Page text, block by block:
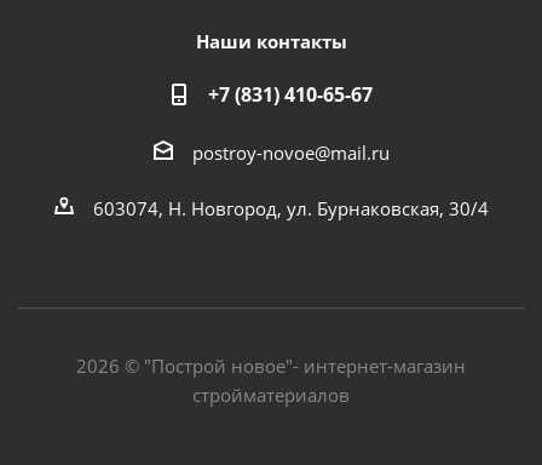
Наши контакты
+7 (831) 410-65-67
postroy-novoe@mail.ru
603074, Н. Новгород, ул. Бурнаковская, 30/4
2026 © "Построй новое"- интернет-магазин
стройматериалов